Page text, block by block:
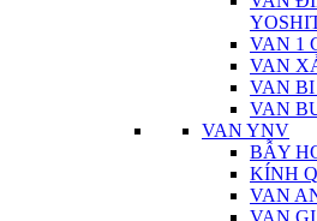
VAN 1
VAN
VAN
VAN
VAN YNV
BẪY
KÍNH
VAN
VAN